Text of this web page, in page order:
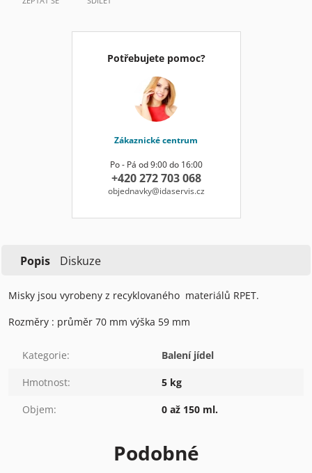
Potřebujete pomoc?
Zákaznické centrum
Po - Pá od 9:00 do 16:00
+420 272 703 068
objednavky@idaservis.cz
Popis Diskuze
Misky jsou vyrobeny z recyklovaného materiálů RPET.
Rozměry : průměr 70 mm výška 59 mm
Kategorie: Balení jídel
Hmotnost: 5 kg
Objem: 0 až 150 ml.
Podobné